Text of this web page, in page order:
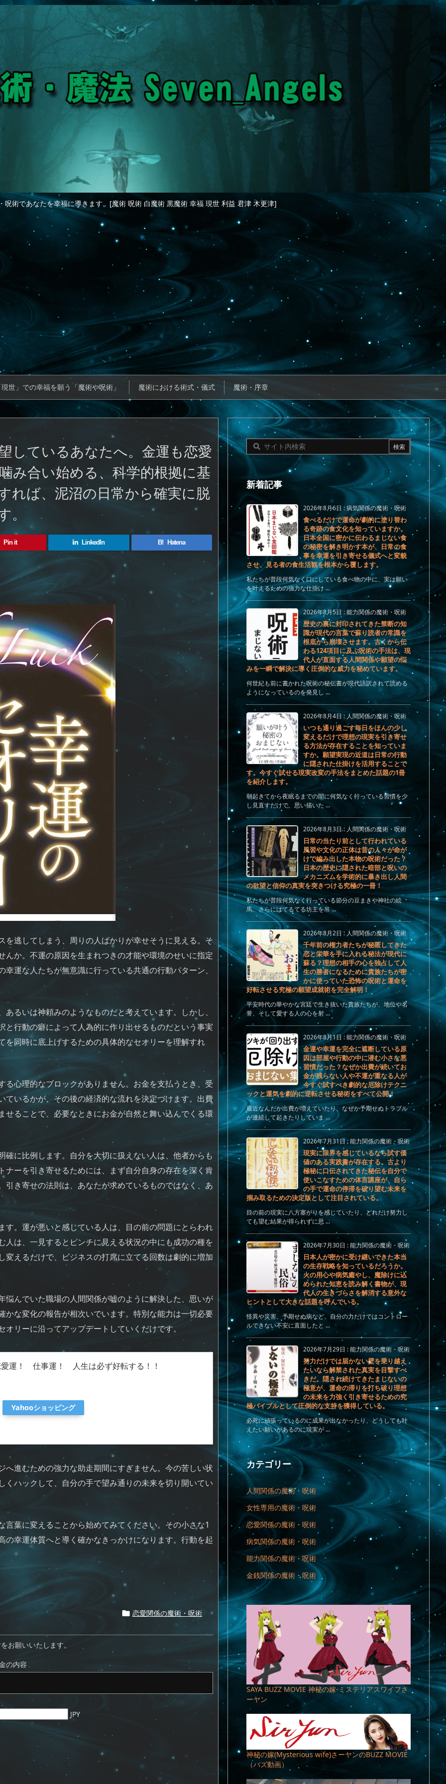
術であなたを幸福に導きます。[魔術 呪術 白魔術 黒魔術 幸福 現世 利益 君津 木更津]
世」での幸福を願う「魔術や呪術」 魔術における術式・儀式 魔術・序章
しているあなたへ。金運も恋愛
み合い始める、科学的根拠に基
れば、泥沼の日常から確実に脱
Pin it LinkedIn B! Hatena
逃してしまう、周りの人ばかりが幸せそうに見える。そ
か。不運の原因を生まれつきの才能や環境のせいに指定
運な人たちが無意識に行っている共通の行動パターン、
るいは神頼みのようなものだと考えています。しかし、
行動の癖によって人為的に作り出せるものだという事実
同時に底上げするための具体的なセオリーを理解すれ
心理的なブロックがありません。お金を支払うとき、受
いるかが、その後の経済的な流れを決定づけます。出費
ることで、必要なときにお金が自然と舞い込んでくる環
に比例します。自分を大切に扱えない人は、他者からも
ーを引き寄せるためには、まず自分自身の存在を深く肯
き寄せの法則は、あなたが求めているものではなく、あ
。運が悪いと感じている人は、目の前の問題にとらわれ
は、一見するとピンチに見える状況の中にも成功の種を
えるだけで、ビジネスの打席に立てる回数は劇的に増加
んでいた職場の人間関係が嘘のように解決した、思いが
な変化の報告が相次いでいます。特別な能力は一切必要
リーに沿ってアップデートしていくだけです。
運！ 仕事運！ 人生は必ず好転する！！
Yahooショッピング
進むための強力な助走期間にすぎません。今の苦しい状
ハックして、自分の手で望み通りの未来を切り開いてい
葉に変えることから始めてみてください。その小さな1
幸運体質へと導く確かなきっかけになります。行動を起
 恋愛関係の魔術・呪術
お願いいたします。
の内容
JPY
新着記事
2026年8月6日:病気関係の魔術・呪術
食べるだけで運命が劇的に塗り替わ
る奇跡の食文化を知っていますか。
日本全国に密かに伝わるまじない食
の秘密を解き明かす本が、日常の食
事を幸運を引き寄せる儀式へと変貌
させ、見る者の食生活観を根本から覆します。
私たちが普段何気なく口にしている食べ物の中に、実は願い
を叶えるための強力な仕掛け ...
2026年8月5日:能力関係の魔術・呪術
歴史の裏に封印されてきた禁断の知
識が現代の言葉で蘇り読者の常識を
根底から崩壊させます。古くから伝
わる124項目に及ぶ呪術の手法は、現
代人が直面する人間関係や願望の悩
みを一瞬で解決に導く圧倒的な威力を秘めています。
何世紀も前に書かれた呪術の秘伝書が現代語訳されて読める
ようになっているのを発見し ...
2026年8月4日 : 人間関係の魔術・呪術
いつも通り過ごす毎日をほんの少し
変えるだけで理想の現実を引き寄せ
る方法が存在することを知っていま
すか。願望実現の近道は日常の行動
に隠された仕掛けを活用することで
す。今すぐ試せる現実改変の手法をまとめた話題の1冊
を紹介します。
朝起きてから夜眠るまでの間に何気なく行っている習慣を少
し見直すだけで、思い描いた ...
2026年8月3日: 人間関係の魔術・呪術
日常の当たり前として行われている
風習や文化の正体は昔の人々が命が
けで編み出した本物の呪術だった？
日本の歴史に隠された暗部と呪いの
メカニズムを学術的に暴き出し人間
の欲望と信仰の真実を突きつける究極の一冊！
私たちが普段何気なく行っている節分の豆まきや神社の絵
馬、さらにはてるてる坊主を吊 ...
2026年8月2日 : 人間関係の魔術・呪術
千年前の権力者たちが秘匿してきた
恋と栄華を手に入れる秘法が現代に
蘇る？理想の相手の心を独占して人
生の勝者になるために貴族たちが密
かに使っていた恐怖の呪術と運命を
好転させる究極の願望成就術を完全解明！
平安時代の華やかな宮廷で生き抜いた貴族たちが、地位や名
誉、そして愛する人の心を射 ...
2026年8月1日:能力関係の魔術・呪術
金運や幸運を完全に遮断している原
因は部屋や行動の中に潜む小さな悪
習慣だった？なぜか出費が続いてお
金が残らない人や不運が重なる人が
今すぐ試すべき劇的な厄除けテクニ
ックと運気を劇的に逆転させる秘術をすべて公開！
最近なんだか出費が増えていたり、なぜか予期せぬトラブル
が連続して起きたりしていま ...
2026年7月31日:能力関係の魔術・呪術
現実に限界を感じているなら試す価
値のある実践書が存在する。古より
極秘に口伝されてきた秘伝を自分で
使いこなすための体言講座が、自ら
の手で運命の停滞を破り望む未来を
掴み取るための決定版として注目されている。
目の前の現実に八方塞がりを感じていたり、どれだけ努力し
ても望む結果が得られずに思 ...
2026年7月30日 :能力関係の魔術・呪術
日本人が密かに受け継いできた本当
の生存戦略を知っているだろうか。
火の用心や病気癒やし、魔除けに込
められた知恵を読み解く書物が、現
代人の生きづらさを解消する意外な
ヒントとして大きな話題を呼んでいる。
怪異や災害、予期せぬ病など、自分の力だけではコントロー
ルできない不安に直面したと ...
2026年7月29日 :能力関係の魔術・呪術
努力だけでは届かない壁を乗り越え
たいなら解禁された真実を目撃すべ
きだ。隠され続けてきたまじないの
極意が、運命の滞りを打ち破り理想
の未来を力強く引き寄せるための究
極バイブルとして圧倒的な支持を獲得している。
必死に頑張っているのに成果が出なかったり、どうしても叶
えたい願いがあるのに現実が ...
カテゴリー
人間関係の魔術・呪術
女性専用の魔術・呪術
恋愛関係の魔術・呪術
病気関係の魔術・呪術
能力関係の魔術・呪術
金銭関係の魔術・呪術
SAYA BUZZ MOVIE 神秘の嫁-ミステリアスワイフさ
ーヤン
神秘の嫁(Mysterious wife)さーヤンのBUZZ MOVIE
（バズ動画）